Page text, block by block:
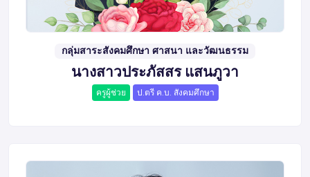
กลุ่มสาระสังคมศึกษา ศาสนา และวัฒนธรรม
นางสาวประภัสสร แสนภูวา
ครูผู้ช่วย ป.ตรี ค.บ. สังคมศึกษา